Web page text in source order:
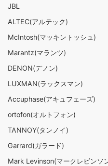
JBL
ALTEC(アルテック)
McIntosh(マッキントッシュ)
Marantz(マランツ)
DENON(デノン)
LUXMAN(ラックスマン)
Accuphase(アキュフェーズ)
ortofon(オルトフォン)
TANNOY(タンノイ)
Garrard(ガラード)
Mark Levinson(マークレビンソ